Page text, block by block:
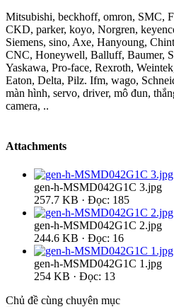
Mitsubishi, beckhoff, omron, SMC,
CKD, parker, koyo, Norgren,
Siemens, sino, Axe, Hanyoung,
CNC, Honeywell, Balluff, Baumer,
Yaskawa, Pro-face, Rexroth,
Eaton, Delta, Pilz. Ifm, wago,
màn hình, servo, driver, mô đun,
camera, ..
Attachments
gen-h-MSMD042G1C 3.jpg
257.7 KB · Đọc: 185
gen-h-MSMD042G1C 2.jpg
244.6 KB · Đọc: 16
gen-h-MSMD042G1C 1.jpg
254 KB · Đọc: 13
Chủ đề cùng chuyên mục